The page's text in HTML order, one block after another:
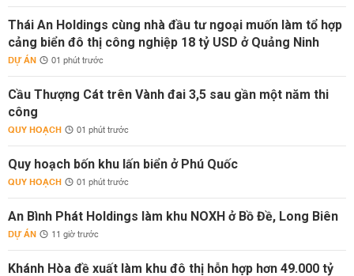
Thái An Holdings cùng nhà đầu tư ngoại muốn làm tổ hợp
cảng biển đô thị công nghiệp 18 tỷ USD ở Quảng Ninh
DỰ ÁN 01 phút trước
Cầu Thượng Cát trên Vành đai 3,5 sau gần một năm thi
công
QUY HOẠCH 01 phút trước
Quy hoạch bốn khu lấn biển ở Phú Quốc
QUY HOẠCH 01 phút trước
An Bình Phát Holdings làm khu NOXH ở Bồ Đề, Long Biên
DỰ ÁN 11 giờ trước
Khánh Hòa đề xuất làm khu đô thị hỗn hợp hơn 49.000 tỷ